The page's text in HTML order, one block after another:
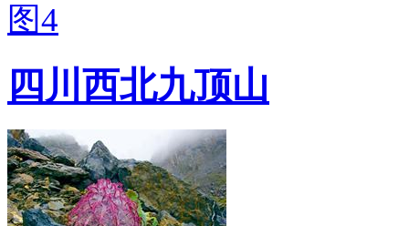
图4
四川西北九顶山